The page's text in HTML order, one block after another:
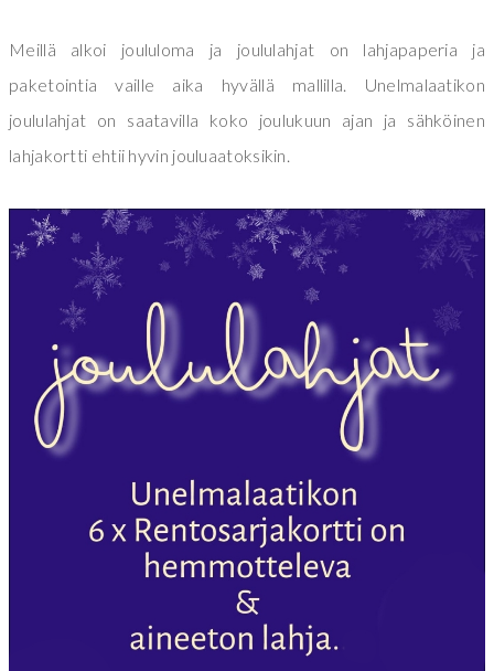
Meillä alkoi joululoma ja joululahjat on lahjapaperia ja
paketointia vaille aika hyvällä mallilla. Unelmalaatikon
joululahjat on saatavilla koko joulukuun ajan ja sähköinen
lahjakortti ehtii hyvin jouluaatoksikin.